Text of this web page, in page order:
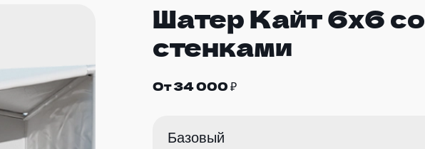
Шатер Кайт 6х6 со
стенками
От 34 000 ₽
Базовый